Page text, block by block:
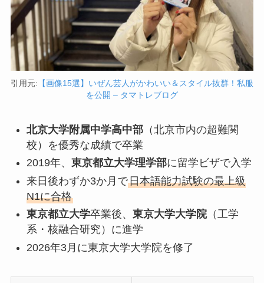
引用元: 【画像15選】いぜん芸人がかわいい＆スタイル抜群！私服
を公開 – タマトレブログ
北京大学附属中学高中部（北京市内の超難関
校）を優秀な成績で卒業
2019年、 東京都立大学理学部に留学ビザで入学
来日後わずか3か月で日本語能力試験の最上級
N1に合格
東京都立大学卒業後、 東京大学大学院（工学
系・核融合研究）に進学
2026年3月に東京大学大学院を修了